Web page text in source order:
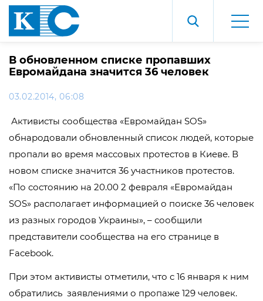
В обновленном списке пропавших
Евромайдана значится 36 человек
03.02.2014, 06:08
Активисты сообщества «Евромайдан SOS»
обнародовали обновленный список людей, которые
пропали во время массовых протестов в Киеве. В
новом списке значится 36 участников протестов.
«По состоянию на 20.00 2 февраля «Евромайдан
SOS» располагает информацией о поиске 36 человек
из разных городов Украины», – сообщили
представители сообщества на его странице в
Facebook.
При этом активисты отметили, что с 16 января к ним
обратились заявлениями о пропаже 129 человек.